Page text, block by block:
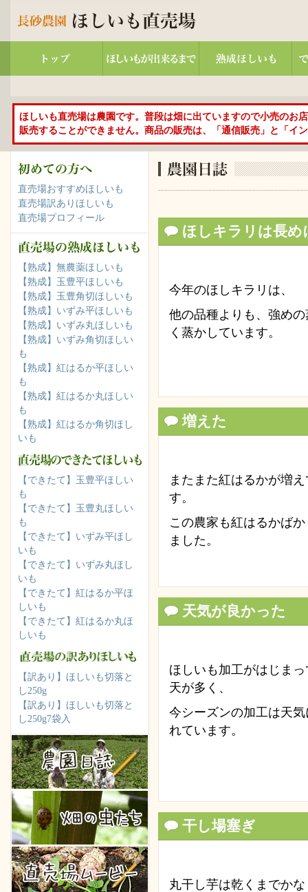
ほしいも直売場は農園です。普段は畑に出ていますので小売のお
販売することができません。商品の販売は、「通信販売」と「イ
ほしキラリは長め
今年のほしキラリは、
他の品種よりも、強め
く蒸かしています。
増えた
またまた紅はるかが増
す。
この農家も紅はるかば
ました。
天気が良かった
ほしいも加工がはじま
天が多く、
今シーズンの加工は天
れています。
干し場塞ぎ
丸干し芋は乾くまでか
直売場おすすめほしいも
直売場訳ありほしいも
直売場プロフィール
【熟成】無農薬ほしいも
【熟成】玉豊平ほしいも
【熟成】玉豊角切ほしいも
【熟成】いずみ平ほしいも
【熟成】いずみ丸ほしいも
【熟成】いずみ角切ほしい
も
【熟成】紅はるか平ほしい
も
【熟成】紅はるか丸ほしい
も
【熟成】紅はるか角切ほし
いも
【できたて】玉豊平ほしい
も
【できたて】玉豊丸ほしい
も
【できたて】いずみ平ほし
いも
【できたて】いずみ丸ほし
いも
【できたて】紅はるか平ほ
しいも
【できたて】紅はるか丸ほ
しいも
【訳あり】ほしいも切落と
し250g
【訳あり】ほしいも切落と
し250g7袋入